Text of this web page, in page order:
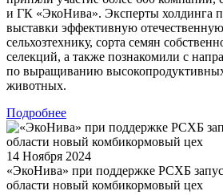
и ГК «ЭкоНива». Эксперты холдинга
выставки эффективную
сельхозтехнику, сорта семян
селекций, а также познакомили с
по выращиванию
животных.
Подробнее
14 Ноября 2024
«ЭкоНива» при поддержке РСХБ
области новый комбикормовый цех